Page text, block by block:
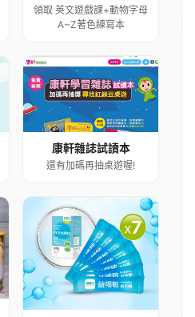
領取 英文遊戲課+動物字母
A~Z著色練寫本
康軒雜誌試讀本
還有加碼再抽桌遊喔!